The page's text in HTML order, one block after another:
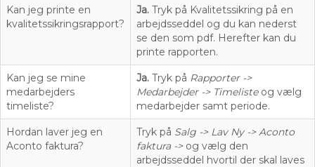
Kan jeg printe en
kvalitetssikringsrapport?
Ja. Tryk på Kvalitetssikring på en
arbejdsseddel og du kan nederst
se den som pdf. Herefter kan du
printe rapporten.
Kan jeg se mine
medarbejders
timeliste?
Ja. Tryk på Rapporter ->
Medarbejder -> Timelisteog vælg
medarbejder samt periode.
Hordan laver jeg en
Aconto faktura?
Tryk på Salg -> Lav Ny -> Aconto
faktura ->og vælg den
arbejdsseddel hvortil der skal laves